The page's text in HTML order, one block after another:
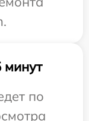
минут
по